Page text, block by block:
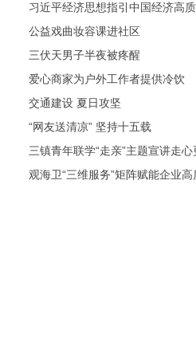
习近平经济思想指引中国经济高质
公益戏曲妆容课进社区
三伏天男子半夜被疼醒
爱心商家为户外工作者提供冷饮
交通建设 夏日攻坚
“网友送清凉” 坚持十五载
三镇青年联学“走亲”主题宣讲走
观海卫“三维服务”矩阵赋能企业高